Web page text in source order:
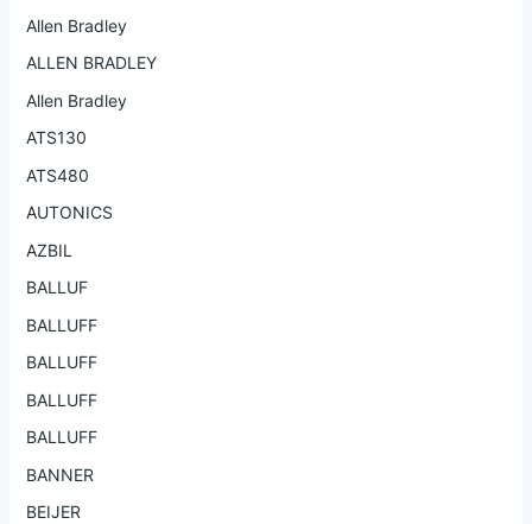
Allen Bradley
ALLEN BRADLEY
Allen Bradley
ATS130
ATS480
AUTONICS
AZBIL
BALLUF
BALLUFF
BALLUFF
BALLUFF
BALLUFF
BANNER
BEIJER